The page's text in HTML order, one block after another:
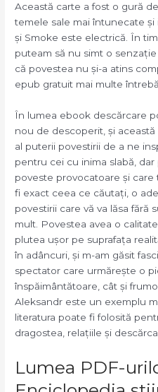
Această carte a fost o gură
temele sale mai întunecate
și Smoke este electrică. În
puteam să nu simt o
că povestea nu și-a atins
epub gratuit mai multe
În lumea ebook descărcare
nou de descoperit, și
al puterii povestirii de a ne
pentru cei cu inima slabă,
poveste provocatoare și
fi exact ceea ce căutați, o
povestirii care vă va lăsa fără
mult. Povestea avea o
plutea ușor pe suprafața
în adâncuri, și m-am găsit
spectator care urmărește o
înspăimântătoare, cât și
Aleksandr este un exemplu
literatura poate fi folosită
dragostea, relațiile și
Lumea PDF-